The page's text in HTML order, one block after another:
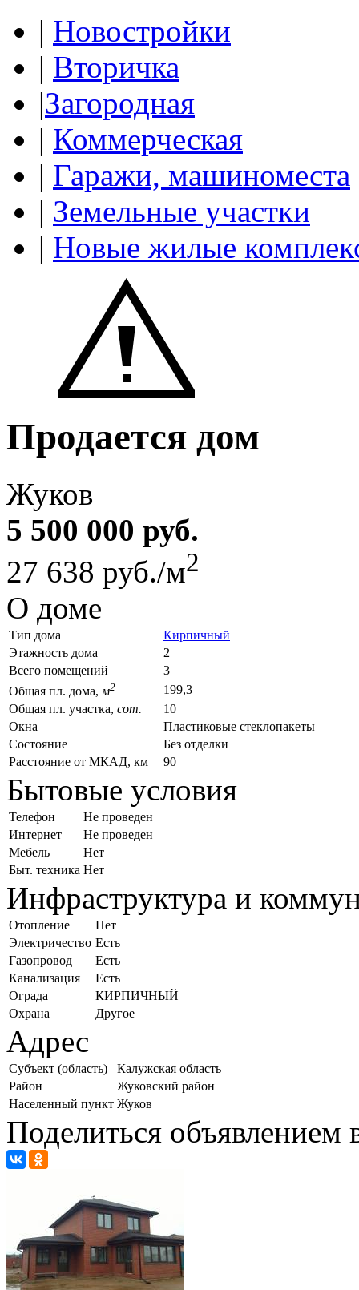
| Новостройки
| Вторичка
|Загородная
| Коммерческая
| Гаражи, машиноместа
| Земельные участки
| Новые жилые
Продается дом
Жуков
5 500 000 руб.
27 638 руб./м2
О доме
Тип дома
Кирпичный
Этажность дома
2
Всего помещений
3
Общая пл. дома, м2
199,3
Общая пл. участка, сот.
10
Окна
Пластиковые стеклопакеты
Состояние
Без отделки
Расстояние от МКАД, км
90
Бытовые условия
Телефон
Не проведен
Интернет
Не проведен
Мебель
Нет
Быт. техника Нет
Инфраструктура и
Отопление
Нет
Электричество Есть
Газопровод
Есть
Канализация
Есть
Ограда
КИРПИЧНЫЙ
Охрана
Другое
Адрес
Субъект (область)
Калужская область
Район
Жуковский район
Населенный пункт Жуков
Поделиться объявлением